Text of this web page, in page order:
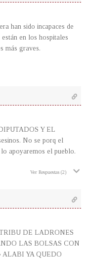
han sido incapaces de
en los hospitales
más graves.
Y EL
No se porq el
apoyaremos el pueblo.
Ver Respuestas (2)
DE LADRONES
LAS BOLSAS CON
ALABI YA QUEDO